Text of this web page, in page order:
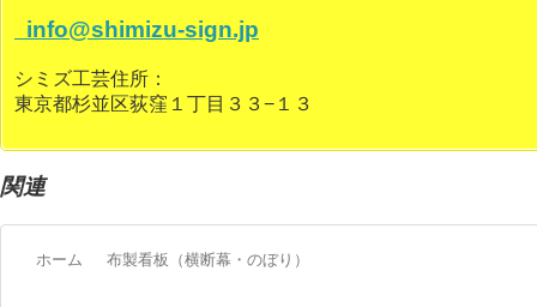
info@shimizu-sign.jp
シミズ工芸住所：
東京都杉並区荻窪１丁目３３−１３
関連
ホーム 布製看板（横断幕・のぼり）